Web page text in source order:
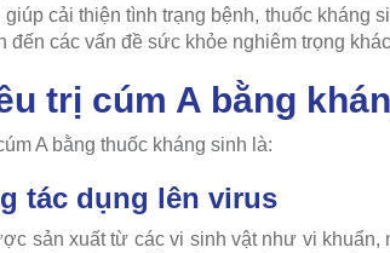
cải thiện tình trạng bệnh, thuốc kháng
đến các vấn đề sức khỏe nghiêm trọng
trị cúm A bằng
A bằng thuốc kháng sinh là:
tác dụng lên virus
sản xuất từ các vi sinh vật như vi khuẩn,